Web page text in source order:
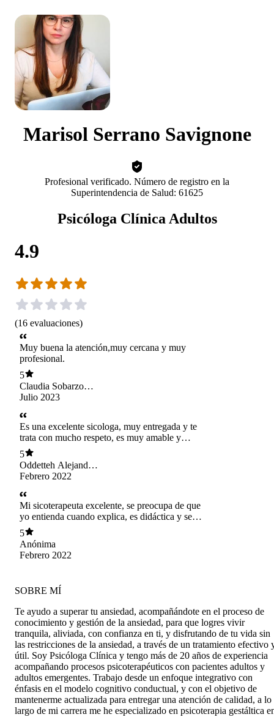
Marisol Serrano Savignone
Profesional verificado. Número de registro en la
Superintendencia de Salud: 61625
Psicóloga Clínica Adultos
4.9
(16 evaluaciones)
Muy buena la atención,muy cercana y muy
profesional.
5
Claudia Sobarzo
reyes
Julio 2023
Es una excelente sicologa, muy entregada y te
trata con mucho respeto, es muy amable y
enseña con mucha claridad, la recomiendo al
100%
5
Oddetteh Alejandra
barría Rivas
Febrero 2022
Mi sicoterapeuta excelente, se preocupa de que
yo entienda cuando explica, es didáctica y se
toma toma todo el tiempo necesario para llevar a
cabo la sesión.
5
Anónima
Febrero 2022
SOBRE MÍ
Te ayudo a superar tu ansiedad, acompañándote en el proceso de
conocimiento y gestión de la ansiedad, para que logres vivir
tranquila, aliviada, con confianza en ti, y disfrutando de tu vida sin
las restricciones de la ansiedad, a través de un tratamiento efectivo
útil. Soy Psicóloga Clínica y tengo más de 20 años de experiencia
acompañando procesos psicoterapéuticos con pacientes adultos y
adultos emergentes. Trabajo desde un enfoque integrativo con
énfasis en el modelo cognitivo conductual, y con el objetivo de
mantenerme actualizada para entregar una atención de calidad, a lo
largo de mi carrera me he especializado en psicoterapia gestáltica